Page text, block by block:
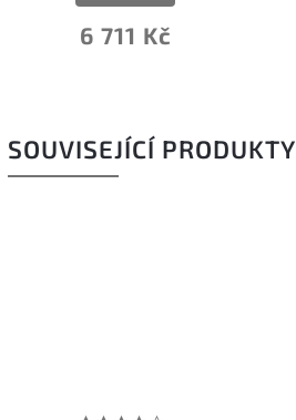
6 711 Kč
SOUVISEJÍCÍ PRODUKTY